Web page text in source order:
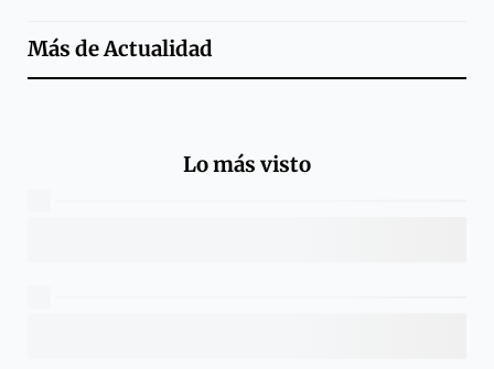
Más deActualidad
Lo más visto